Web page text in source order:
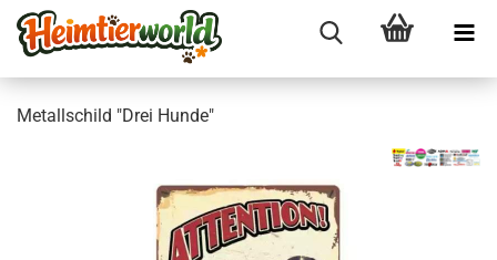
Me­tall­schild "Drei Hunde"